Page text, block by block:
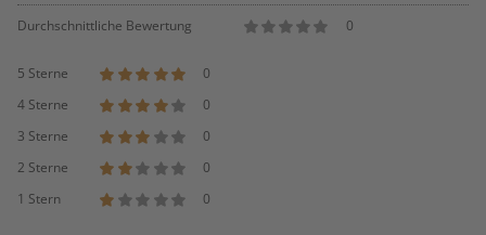
Durchschnittliche Bewertung 0
5 Sterne
0
4 Sterne
0
3 Sterne
0
2 Sterne
0
1 Stern
0